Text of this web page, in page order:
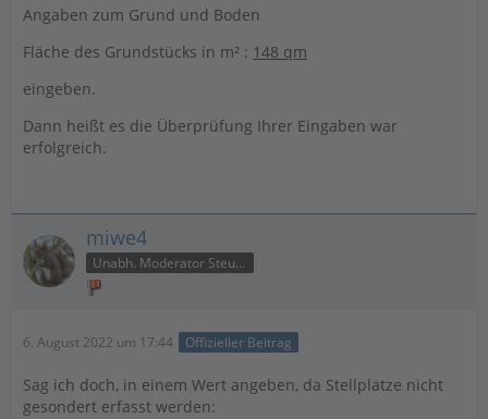
Angaben zum Grund und Boden
Fläche des Grundstücks in m² : 148 qm
eingeben.
Dann heißt es die Überprüfung Ihrer Eingaben war
erfolgreich.
miwe4
Unabh. Moderator Steuer
6. August 2022 um 17:44 Offizieller Beitrag
Sag ich doch, in einem Wert angeben, da Stellplätze nicht
gesondert erfasst werden: